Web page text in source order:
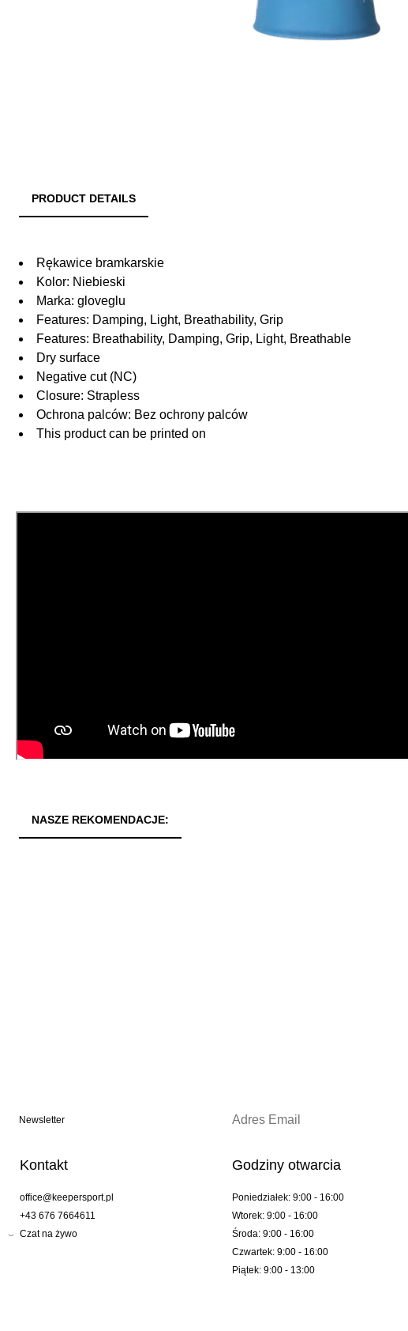
PRODUCT DETAILS
Rękawice bramkarskie
Kolor: Niebieski
Marka: gloveglu
Features: Damping, Light, Breathability, Grip
Features: Breathability, Damping, Grip, Light, Breathable
Dry surface
Negative cut (NC)
Closure: Strapless
Ochrona palców: Bez ochrony palców
This product can be printed on
NASZE REKOMENDACJE:
Newsletter
Kontakt
office@keepersport.pl
+43 676 7664611
Czat na żywo
Godziny otwarcia
Poniedziałek: 9:00 - 16:00
Wtorek: 9:00 - 16:00
Środa: 9:00 - 16:00
Czwartek: 9:00 - 16:00
Piątek: 9:00 - 13:00